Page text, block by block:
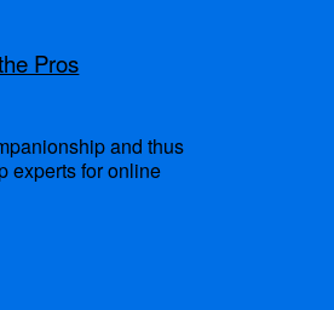
Pros
and thus
experts for online